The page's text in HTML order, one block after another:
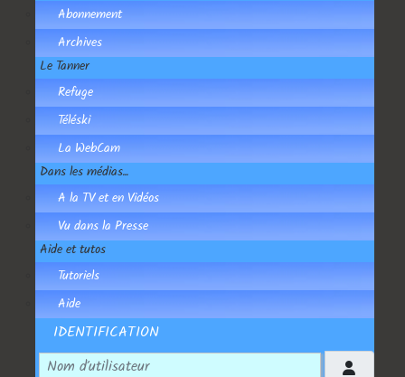
Abonnement
Archives
Le Tanner
Refuge
Téléski
La WebCam
Dans les médias...
A la TV et en Vidéos
Vu dans la Presse
Aide et tutos
Tutoriels
Aide
IDENTIFICATION
Nom d'utilisateur